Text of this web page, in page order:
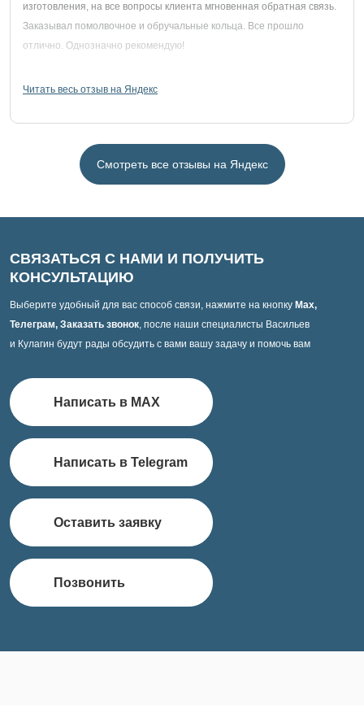
изготовления, на все вопросы клиента мгновенная обратная связь.
Заказывал помолвочное и обручальные кольца. Все прошло
отлично. Однозначно рекомендую!
Читать весь отзыв на Яндекс
Смотреть все отзывы на Яндекс
СВЯЗАТЬСЯ С НАМИ И ПОЛУЧИТЬ
КОНСУЛЬТАЦИЮ
Выберите удобный для вас способ связи, нажмите на кнопку Max,
Телеграм, Заказать звонок, после наши специалисты Васильев
и Кулагин будут рады обсудить с вами вашу задачу и помочь вам
Написать в MAX
Написать в Telegram
Оставить заявку
Позвонить